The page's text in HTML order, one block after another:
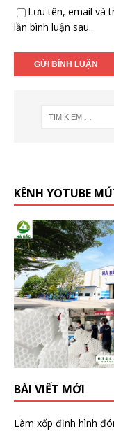
Lưu tên, email và
lần bình luận sau.
KÊNH YOTUBE
BÀI VIẾT MỚI
Làm xốp định hình